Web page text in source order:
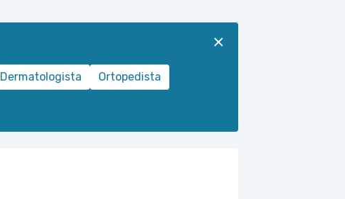
Dermatologista
Ortopedista